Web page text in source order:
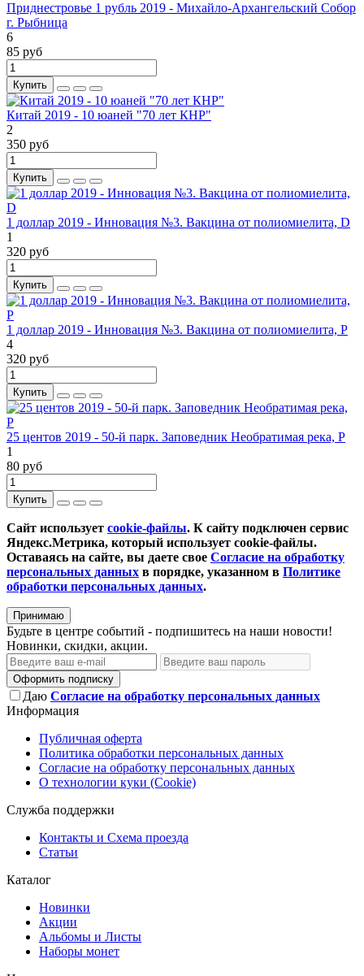
Приднестровье 1 рубль 2019 - Михайло-Архангельский Собор
г. Рыбница
6
85 руб
Купить
Китай 2019 - 10 юаней "70 лет КНР"
2
350 руб
Купить
1 доллар 2019 - Инновация №3. Вакцина от полиомиелита, D
1
320 руб
Купить
1 доллар 2019 - Инновация №3. Вакцина от полиомиелита, P
4
320 руб
Купить
25 центов 2019 - 50-й парк. Заповедник Необратимая река, P
1
80 руб
Купить
Сайт использует cookie-файлы. К cайту подключен сервис
Яндекс.Метрика, который использует cookie-файлы.
Оставаясь на сайте, вы даете свое Согласие на обработку
персональных данных в порядке, указанном в Политике
обработки персональных данных.
Принимаю
Будьте в центре событий - подпишитесь на наши новости!
Новинки, скидки, акции.
Оформить подписку
Даю Согласие на обработку персональных данных
Информация
Публичная оферта
Политика обработки персональных данных
Согласие на обработку персональных данных
О технологии куки (Cookie)
Служба поддержки
Контакты и Схема проезда
Статьи
Каталог
Новинки
Акции
Альбомы и Листы
Наборы монет